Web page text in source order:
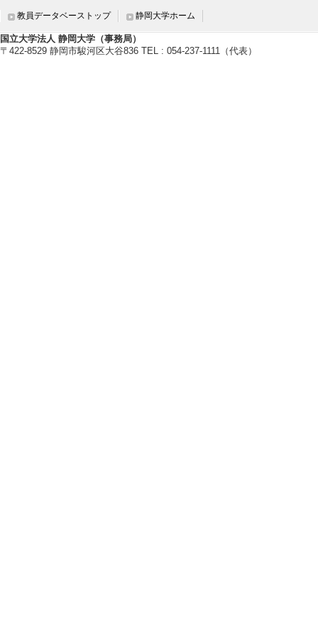
教員データベーストップ 静岡大学ホーム
国立大学法人 静岡大学（事務局）
〒422-8529 静岡市駿河区大谷836 TEL : 054-237-1111（代表）